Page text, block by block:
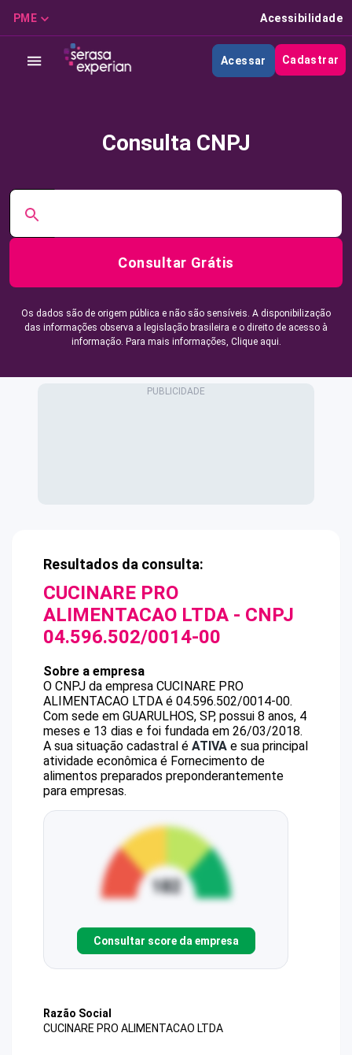
PME Acessibilidade
Acessar Cadastrar
Consulta CNPJ
Consultar Grátis
Os dados são de origem pública e não são sensíveis. A disponibilização
das informações observa a legislação brasileira e o direito de acesso à
informação. Para mais informações, Clique aqui.
Resultados da consulta:
CUCINARE PRO
ALIMENTACAO LTDA - CNPJ
04.596.502/0014-00
Sobre a empresa
O CNPJ da empresa CUCINARE PRO
ALIMENTACAO LTDA é 04.596.502/0014-00.
Com sede em GUARULHOS, SP, possui 8 anos, 4
meses e 13 dias e foi fundada em 26/03/2018.
A sua situação cadastral é ATIVA e sua principal
atividade econômica é Fornecimento de
alimentos preparados preponderantemente
para empresas.
Consultar score da empresa
Razão Social
CUCINARE PRO ALIMENTACAO LTDA